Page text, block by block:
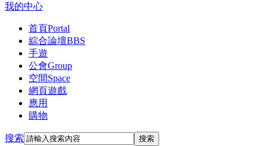
我的中心
首頁Portal
綜合論壇BBS
手遊
公會Group
空間Space
網頁遊戲
應用
購物
搜索 搜索